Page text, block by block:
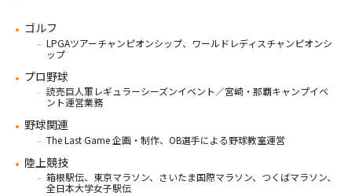
ゴルフ
LPGAツアーチャンピオンシップ、ワールドレディスチャンピオンシ
ップ
プロ野球
読売巨人軍レギュラーシーズンイベント／宮崎・那覇キャンプイベ
ント運営業務
野球関連
The Last Game 企画・制作、OB選手による野球教室運営
陸上競技
箱根駅伝、東京マラソン、さいたま国際マラソン、つくばマラソン、
全日本大学女子駅伝